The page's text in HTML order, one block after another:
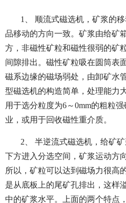
1、 顺流式磁选机，矿浆的
品移动的方向一致。矿浆由给矿
方，非磁性矿粒和磁性很弱的矿
间隙排出。磁性矿粒吸在圆筒表
磁系边缘的磁场弱处，由卸矿水
型磁选机的构造简单，处理能力
用于选分粒度为6～0mm的粗粒
业，或用于回收磁性重介质。
2、 半逆流式磁选机，给矿
下方进入分选空间，矿浆运动方
所以，矿粒可以达到磁场力很高
是从底板上的尾矿孔排出，这样
中的矿浆水平。上面的两个特点